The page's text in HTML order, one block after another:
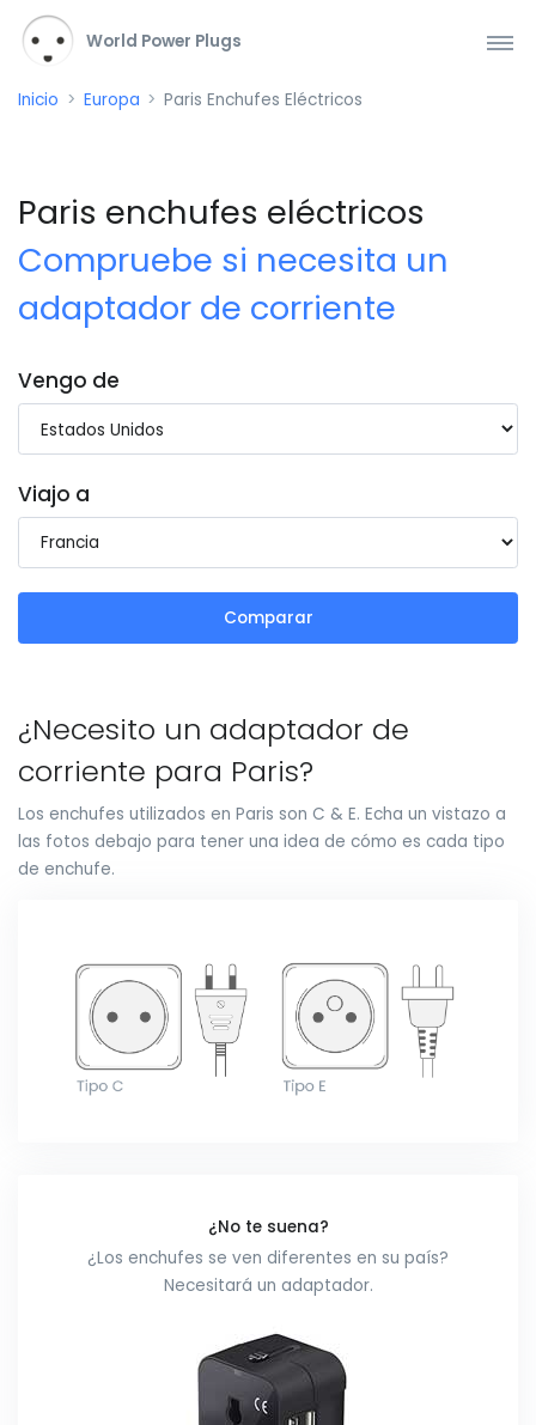
World Power Plugs
Inicio Europa Paris Enchufes Eléctricos
Paris enchufes eléctricos
Compruebe si necesita un
adaptador de corriente
Vengo de
Viajo a
Comparar
¿Necesito un adaptador de
corriente para Paris?
Los enchufes utilizados en Paris son C & E. Echa un vistazo a
las fotos debajo para tener una idea de cómo es cada tipo
de enchufe.
¿No te suena?
¿Los enchufes se ven diferentes en su país?
Necesitará un adaptador.